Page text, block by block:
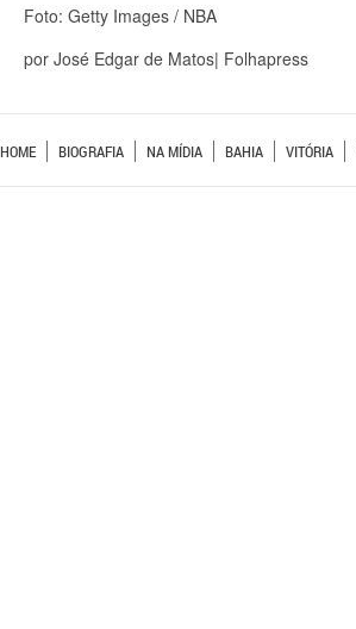
Foto: Getty Images / NBA
por José Edgar de Matos| Folhapress
HOME BIOGRAFIA NA MÍDIA BAHIA VITÓRIA